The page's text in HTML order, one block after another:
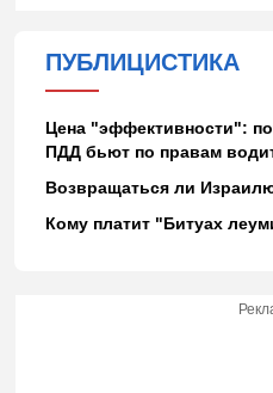
ПУБЛИЦИСТИКА
Цена "эффективности":
ПДД бьют по правам
Возвращаться ли
Кому платит "Битуах